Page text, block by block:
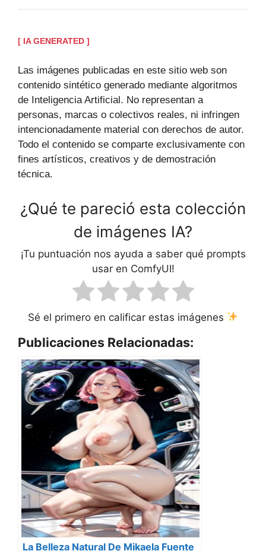
[ IA GENERATED ]
Las imágenes publicadas en este sitio web son
contenido sintético generado mediante algoritmos
de Inteligencia Artificial. No representan a
personas, marcas o colectivos reales, ni infringen
intencionadamente material con derechos de autor.
Todo el contenido se comparte exclusivamente con
fines artísticos, creativos y de demostración
técnica.
¿Qué te pareció esta colección
de imágenes IA?
¡Tu puntuación nos ayuda a saber qué prompts
usar en ComfyUI!
Sé el primero en calificar estas imágenes
Publicaciones Relacionadas:
La Belleza Natural De Mikaela Fuente